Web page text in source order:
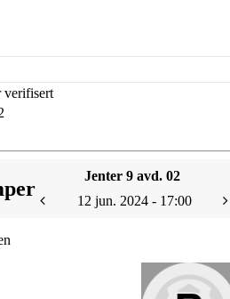
verifisert
Jenter 9 avd. 02
12 jun. 2024 - 17:00